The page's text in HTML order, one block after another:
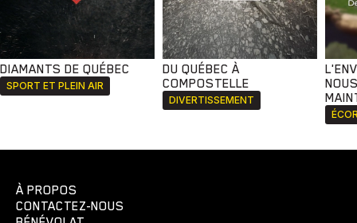
DIAMANTS DE QUÉBEC
SPORT ET PLEIN AIR
DU QUÉBEC À
COMPOSTELLE
DIVERTISSEMENT
À PROPOS
CONTACTEZ-NOUS